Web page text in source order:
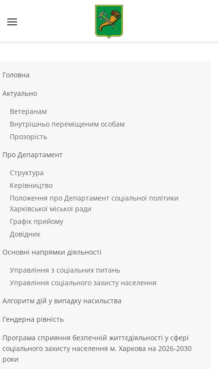
Skip to main content
Головна
Актуально
Ветеранам
Внутрішньо переміщеним особам
Прозорість
Про Департамент
Структура
Керівництво
Положення про Департамент соціальної політики
Харківської міської ради
Графік прийому
Довідник
Основні напрямки діяльності
Управління з соціальних питань
Управління соціального захисту населення
Алгоритм дій у випадку насильства
Гендерна рівність
Програма сприяння безпечній життєдіяльності у сфері
соціального захисту населення м. Харкова на 2026-2030
роки